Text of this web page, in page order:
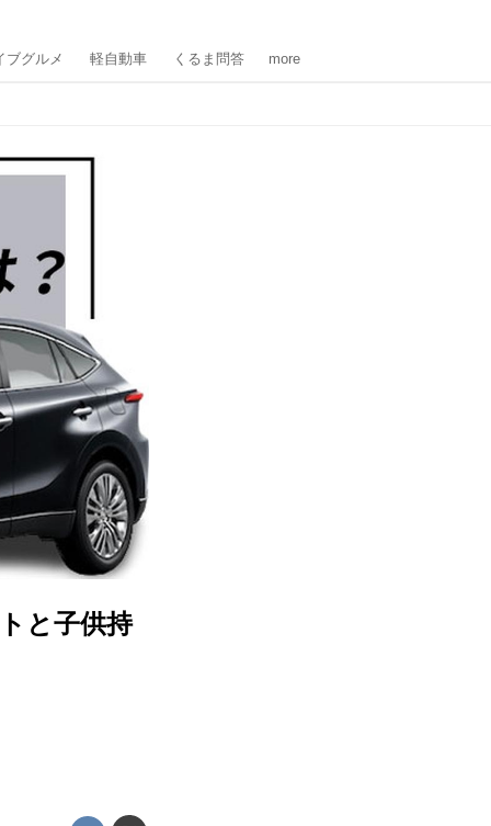
ブグルメ 軽自動車 くるま問答 more
と子供持